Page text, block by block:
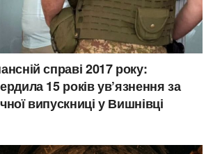
справі 2017 року:
15 років ув’язнення за
випускниці у Вишнівці